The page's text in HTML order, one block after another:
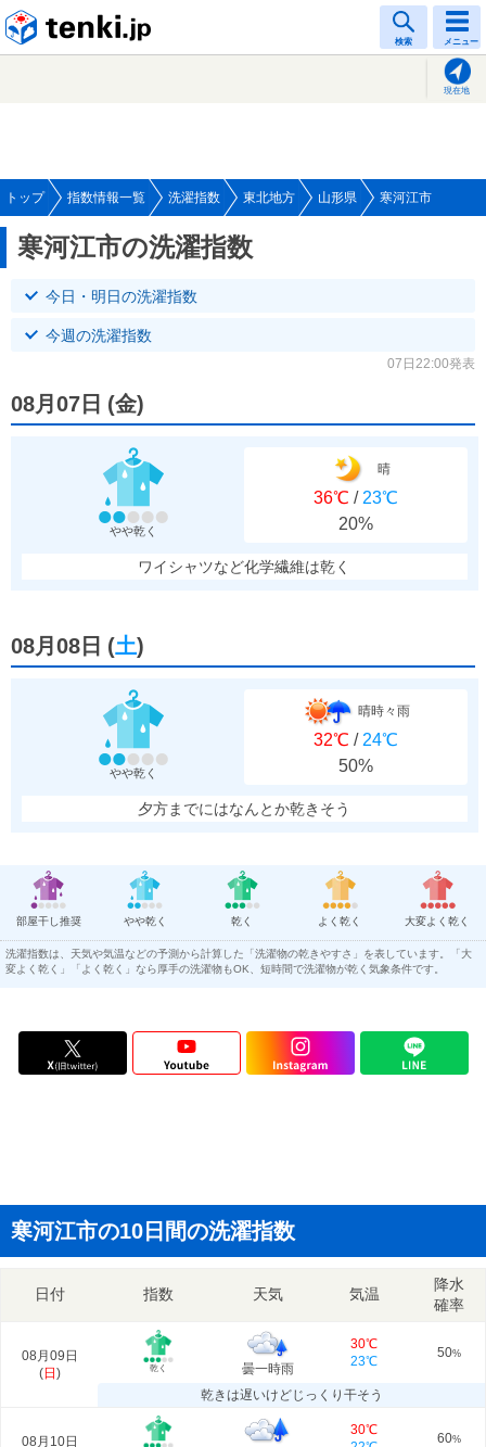
検索 メニュー
現在地
トップ 指数情報一覧 洗濯指数 東北地方 山形県 寒河江市
寒河江市の洗濯指数
今日・明日の洗濯指数
今週の洗濯指数
07日22:00発表
08月07日 (金)
やや乾く
晴
36℃ / 23℃
20%
ワイシャツなど化学繊維は乾く
08月08日 (土)
やや乾く
晴時々雨
32℃ / 24℃
50%
夕方までにはなんとか乾きそう
部屋干し推奨 やや乾く 乾く よく乾く 大変よく乾く
洗濯指数は、天気や気温などの予測から計算した「洗濯物の乾きやすさ」を表しています。「大
変よく乾く」「よく乾く」なら厚手の洗濯物もOK、短時間で洗濯物が乾く気象条件です。
寒河江市の10日間の洗濯指数
日付 指数 天気 気温
降水
確率
08月09日
(日 ) 乾く 曇一時雨
30℃
23℃
50%
乾きは遅いけどじっくり干そう
08月10日
30℃
60%